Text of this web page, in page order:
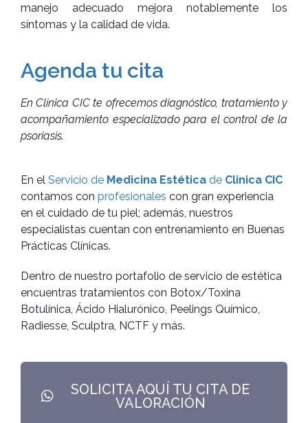
manejo adecuado mejora notablemente los
síntomas y la calidad de vida.
Agenda tu cita
En Clínica CIC te ofrecemos diagnóstico, tratamiento y
acompañamiento especializado para el control de la
psoriasis.
En el Servicio de Medicina Estética de Clinica CIC
contamos con profesionales con gran experiencia
en el cuidado de tu piel; además, nuestros
especialistas cuentan con entrenamiento en Buenas
Prácticas Clínicas.
Dentro de nuestro portafolio de servicio de estética
encuentras tratamientos con Botox/Toxina
Botulínica, Ácido Hialurónico, Peelings Químico,
Radiesse, Sculptra, NCTF y más.
SOLICITA AQUÍ TU CITA DE
VALORACIÓN